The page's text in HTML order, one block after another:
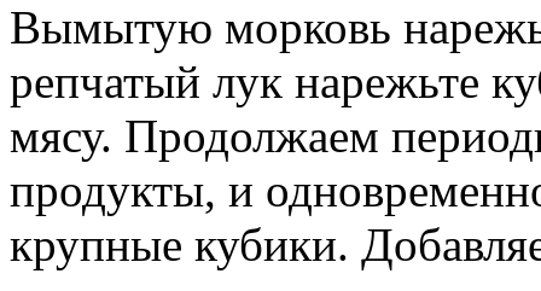
Вымытую морковь
репчатый лук нарежьте
мясу. Продолжаем
продукты, и
крупные кубики.